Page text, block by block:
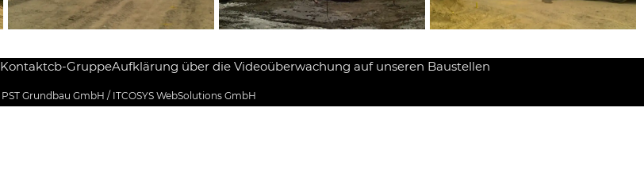
Kontaktcb-GruppeAufklärung über die Videoüberwachung auf unseren Baustellen
PST Grundbau GmbH / ITCOSYS WebSolutions GmbH